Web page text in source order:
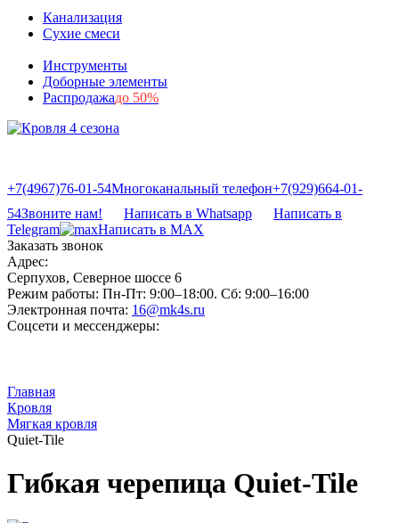
Канализация
Сухие смеси
Инструменты
Доборные элементы
Распродажадо 50%
+7(4967)76-01-54Многоканальный телефон+7(929)664-01-
54Звоните нам! Написать в Whatsapp
Написать в
Telegram
Написать в MAX
Заказать звонок
Адрес:
Серпухов, Северное шоссе 6
Режим работы: Пн-Пт: 9:00–18:00. Сб: 9:00–16:00
Электронная почта: 16@mk4s.ru
Соцсети и мессенджеры:
Главная
Кровля
Мягкая кровля
Quiet-Tile
Гибкая черепица Quiet-Tile